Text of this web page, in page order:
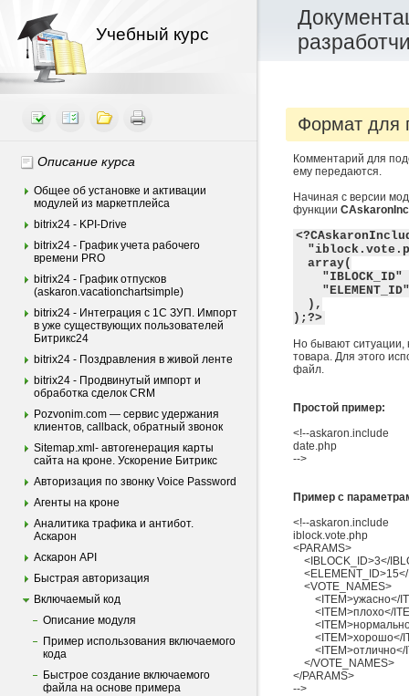
Учебный курс
Формат для
Описание курса
Общее об установке и активации
модулей из маркетплейса
bitrix24 - KPI-Drive
bitrix24 - График учета рабочего
времени PRO
bitrix24 - График отпусков
(askaron.vacationchartsimple)
bitrix24 - Интеграция c 1С ЗУП. Импорт
в уже существующих пользователей
Битрикс24
bitrix24 - Поздравления в живой ленте
bitrix24 - Продвинутый импорт и
обработка сделок CRM
Pozvonim.com — сервис удержания
клиентов, callback, обратный звонок
Sitemap.xml- автогенерация карты
сайта на кроне. Ускорение Битрикс
Авторизация по звонку Voice Password
Агенты на кроне
Аналитика трафика и антибот.
Аскарон
Аскарон API
Быстрая авторизация
Включаемый код
Описание модуля
Пример использования включаемого
кода
Быстрое создание включаемого
файла на основе примера
Комментарий для
ему передаются.
Начиная с версии
функции
array(
"IBLOCK_ID"
),
);?>
Но бывают ситуации,
товара. Для этого
файл.
Простой пример:
<!--askaron.include
date.php
-->
Пример с
<!--askaron.include
iblock.vote.php
<PARAMS>
<IBLOCK_ID>3</
<VOTE_NAMES>
<ITEM>ужасно</
<ITEM>плохо</
<ITEM>хорошо</
<ITEM>отлично</
</VOTE_NAMES>
</PARAMS>
-->